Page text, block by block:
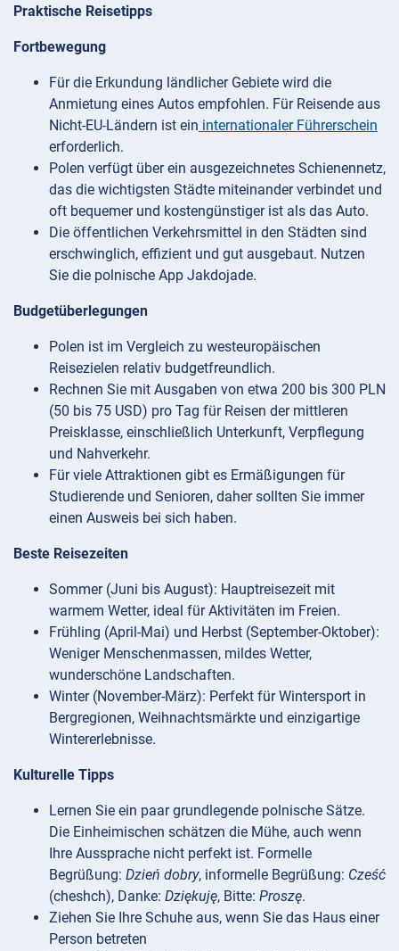
Praktische Reisetipps
Fortbewegung
Für die Erkundung ländlicher Gebiete wird die
Anmietung eines Autos empfohlen. Für Reisende aus
Nicht-EU-Ländern ist ein internationaler Führerschein
erforderlich.
Polen verfügt über ein ausgezeichnetes Schienennetz,
das die wichtigsten Städte miteinander verbindet und
oft bequemer und kostengünstiger ist als das Auto.
Die öffentlichen Verkehrsmittel in den Städten sind
erschwinglich, effizient und gut ausgebaut. Nutzen
Sie die polnische App Jakdojade.
Budgetüberlegungen
Polen ist im Vergleich zu westeuropäischen
Reisezielen relativ budgetfreundlich.
Rechnen Sie mit Ausgaben von etwa 200 bis 300 PLN
(50 bis 75 USD) pro Tag für Reisen der mittleren
Preisklasse, einschließlich Unterkunft, Verpflegung
und Nahverkehr.
Für viele Attraktionen gibt es Ermäßigungen für
Studierende und Senioren, daher sollten Sie immer
einen Ausweis bei sich haben.
Beste Reisezeiten
Sommer (Juni bis August): Hauptreisezeit mit
warmem Wetter, ideal für Aktivitäten im Freien.
Frühling (April-Mai) und Herbst (September-Oktober):
Weniger Menschenmassen, mildes Wetter,
wunderschöne Landschaften.
Winter (November-März): Perfekt für Wintersport in
Bergregionen, Weihnachtsmärkte und einzigartige
Wintererlebnisse.
Kulturelle Tipps
Lernen Sie ein paar grundlegende polnische Sätze.
Die Einheimischen schätzen die Mühe, auch wenn
Ihre Aussprache nicht perfekt ist. Formelle
Begrüßung: Dzień dobry, informelle Begrüßung: Cześć
(cheshch), Danke: Dziękuję, Bitte: Proszę.
Ziehen Sie Ihre Schuhe aus, wenn Sie das Haus einer
Person betreten